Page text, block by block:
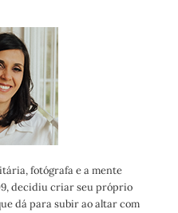
fotógrafa e a mente
decidiu criar seu próprio
dá para subir ao altar com